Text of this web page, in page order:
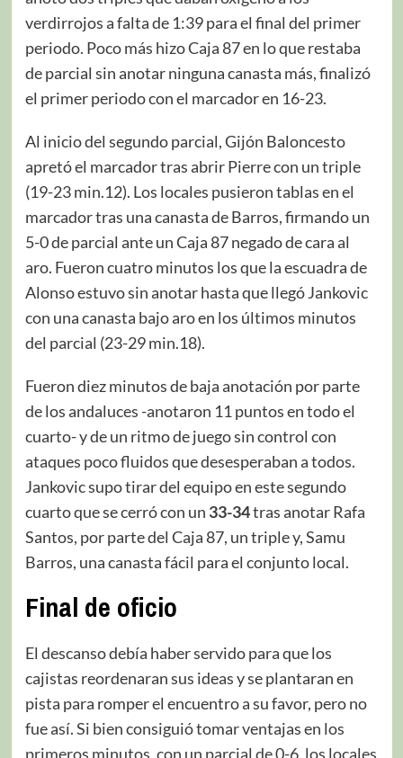
verdirrojos a falta de 1:39 para el final del primer
periodo. Poco más hizo Caja 87 en lo que restaba
de parcial sin anotar ninguna canasta más, finalizó
el primer periodo con el marcador en 16-23.
Al inicio del segundo parcial, Gijón Baloncesto
apretó el marcador tras abrir Pierre con un triple
(19-23 min.12). Los locales pusieron tablas en el
marcador tras una canasta de Barros, firmando un
5-0 de parcial ante un Caja 87 negado de cara al
aro. Fueron cuatro minutos los que la escuadra de
Alonso estuvo sin anotar hasta que llegó Jankovic
con una canasta bajo aro en los últimos minutos
del parcial (23-29 min.18).
Fueron diez minutos de baja anotación por parte
de los andaluces -anotaron 11 puntos en todo el
cuarto- y de un ritmo de juego sin control con
ataques poco fluidos que desesperaban a todos.
Jankovic supo tirar del equipo en este segundo
cuarto que se cerró con un 33-34tras anotar Rafa
Santos, por parte del Caja 87, un triple y, Samu
Barros, una canasta fácil para el conjunto local.
Final de oficio
El descanso debía haber servido para que los
cajistas reordenaran sus ideas y se plantaran en
pista para romper el encuentro a su favor, pero no
fue así. Si bien consiguió tomar ventajas en los
primeros minutos, con un parcial de 0-6, los locales